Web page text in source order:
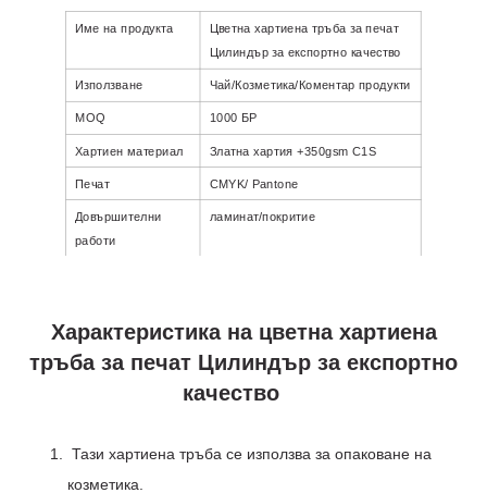
Име на продукта Цветна хартиена тръба за печат
Цилиндър за експортно качество
Използване Чай/Козметика/Коментар продукти
MOQ 1000 БР
Хартиен материал Златна хартия +350gsm C1S
Печат CMYK/ Pantone
Довършителни
работи
ламинат/покритие
Характеристика на цветна хартиена
тръба за печат Цилиндър за експортно
качество
Тази хартиена тръба се използва за опаковане на
козметика.